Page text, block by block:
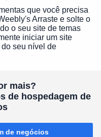
que você precisa
Arraste e solte o
o seu site de temas
iniciar um site
seu nível de
mais?
de hospedagem de
de negócios